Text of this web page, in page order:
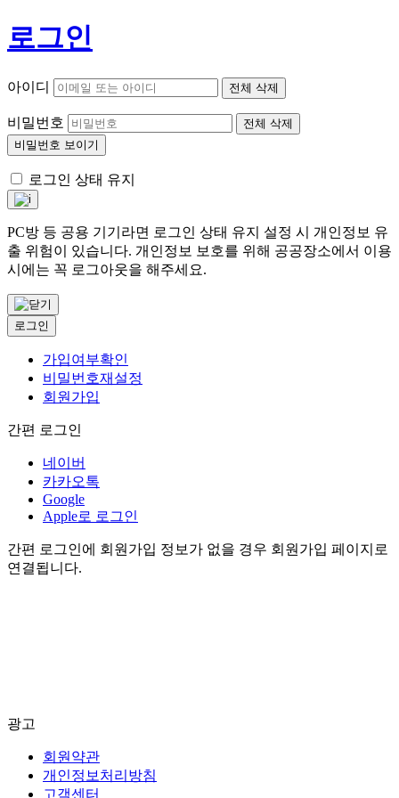
로그인
아이디 전체 삭제
비밀번호
전체 삭제
비밀번호 보이기
로그인 상태 유지
PC방 등 공용 기기라면 로그인 상태 유지 설정 시 개인정보 유
출 위험이 있습니다. 개인정보 보호를 위해 공공장소에서 이용
시에는 꼭 로그아웃을 해주세요.
로그인
가입여부확인
비밀번호재설정
회원가입
간편 로그인
네이버
카카오톡
Google
Apple로 로그인
간편 로그인에 회원가입 정보가 없을 경우 회원가입 페이지로
연결됩니다.
광고
회원약관
개인정보처리방침
고객센터